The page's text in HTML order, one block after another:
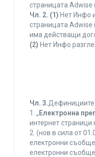
страницата Adwise
Чл. 2. (1) Нет Инфо
страницата Adwise
има действащи
(2) Нет Инфо
Чл. 3.Дефинициите
1. „ Електронна
интернет страници
2. (нов в сила от
електронни
електронни